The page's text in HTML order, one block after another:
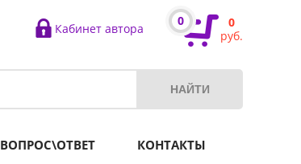
Кабинет автора
0
0
руб.
ВОПРОС\ОТВЕТ КОНТАКТЫ